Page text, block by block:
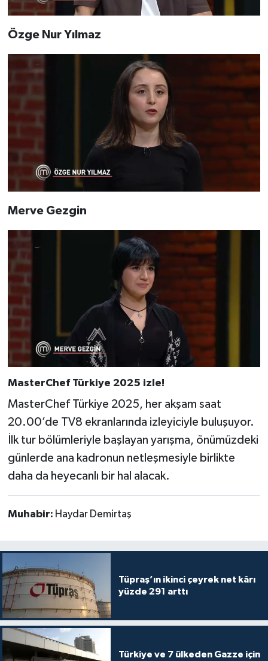
Özge Nur Yılmaz
Merve Gezgin
MasterChef Türkiye 2025 izle!
MasterChef Türkiye 2025, her akşam saat
20.00’de TV8 ekranlarında izleyiciyle buluşuyor.
İlk tur bölümleriyle başlayan yarışma, önümüzdeki
günlerde ana kadronun netleşmesiyle birlikte
daha da heyecanlı bir hal alacak.
Muhabir: Haydar Demirtaş
Tüpraş’ın ikinci çeyrek net kârı
yüzde 291 arttı
Türkiye ve 7 ülkeden Gazze için